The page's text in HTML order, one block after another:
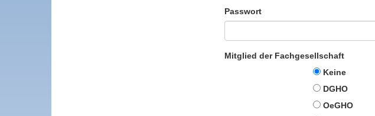
Passwort
Mitglied der Fachgesellschaft
Keine
DGHO
OeGHO